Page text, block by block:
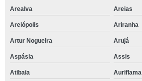
Arealva Areias
Areiópolis Ariranha
Artur Nogueira Arujá
Aspásia Assis
Atibaia Auriflama